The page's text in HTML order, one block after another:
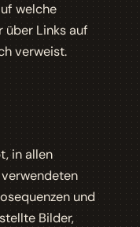
welche
über Links auf
verweist.
in allen
und
Bilder,